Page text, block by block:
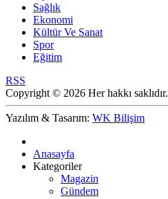
Sağlık
Ekonomi
Kültür Ve Sanat
Spor
Eğitim
RSS
Copyright © 2026 Her hakkı saklıdır.
Yazılım & Tasarım: WK Bilişim
Anasayfa
Kategoriler
Magazin
Gündem